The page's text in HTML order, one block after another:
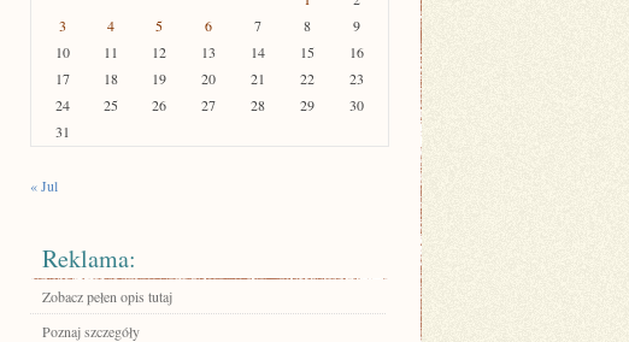
3
4 5 6 7 8
9
10
11 12 13 14 15
16
17
18 19 20 21 22
23
24
25 26 27 28 29
30
31
« Jul
Reklama:
Zobacz pełen opis tutaj
Poznaj szczegóły